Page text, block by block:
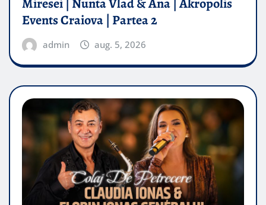
Miresei | Nunta Vlad & Ana | Akropolis
Events Craiova | Partea 2
admin aug. 5, 2026